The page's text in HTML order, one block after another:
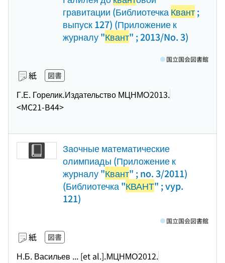
гравитации (БиблиотечкаКвант;
выпуск 127) (Приложение к
журналу "Квант" ; 2013/No. 3)
紙 図書
Г.Е. Горелик.Издательство МЦНМО2013.
<MC21-B44>
国立国会図書館
Заочные математические
олимпиады (Приложение к
журналу "Квант" ; no. 3/2011)
(Библиотечка "КВАНТ" ; vyp.
121)
紙 図書
Н.Б. Васильев ... [et al.].МЦНМО2012.
国立国会図書館